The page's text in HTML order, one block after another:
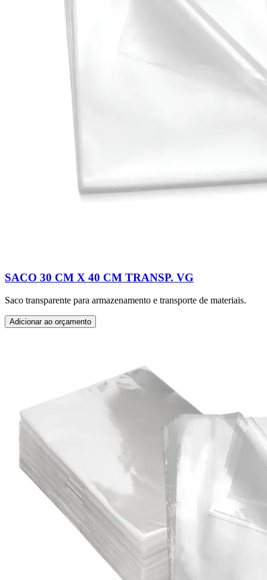
SACO 30 CM X 40 CM TRANSP. VG
Saco transparente para armazenamento e transporte de materiais.
Adicionar ao orçamento